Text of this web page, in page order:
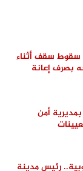
سقوط سقف أثناء
بصرف إعانة
أمن
رئيس مدينة